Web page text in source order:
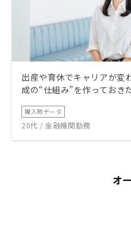
出産や育休でキャリアが変
成の“仕組み”を作っておき
購入時データ
20代 / 金融機関勤務
オ